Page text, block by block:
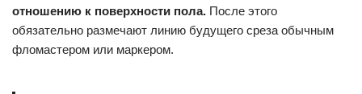
отношению к поверхности пола. После этого
обязательно размечают линию будущего среза обычным
фломастером или маркером.